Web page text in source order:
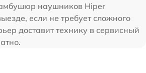
наушников Hiper
если не требует сложного
доставит технику в сервисный